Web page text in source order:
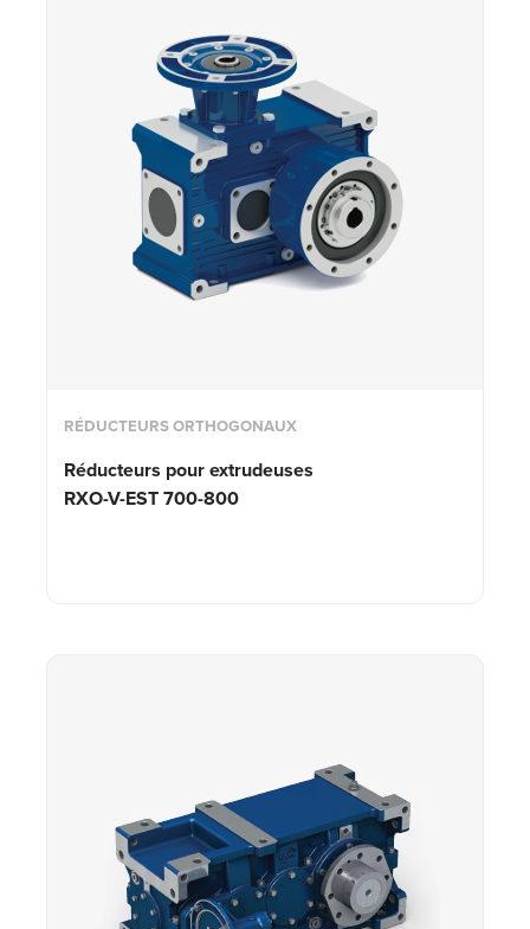
RÉDUCTEURS ORTHOGONAUX
Réducteurs pour extrudeuses
RXO-V-EST 700-800